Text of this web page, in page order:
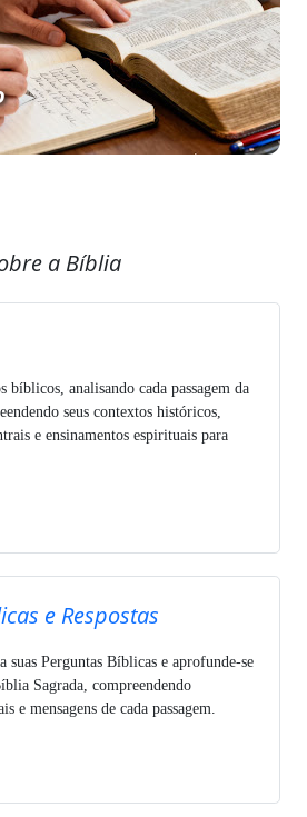
a Bíblia
bíblicos, analisando cada passagem da
seus contextos históricos,
e ensinamentos espirituais para
e Respostas
suas Perguntas Bíblicas e aprofunde-se
Sagrada, compreendendo
e mensagens de cada passagem.